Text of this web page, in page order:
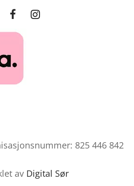
825 446 842
av Digital Sør